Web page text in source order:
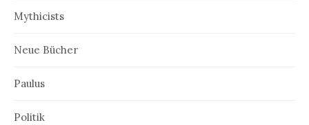
Mythicists
Neue Bücher
Paulus
Politik